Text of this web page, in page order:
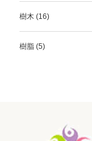
樹木 (16)
樹脂 (5)